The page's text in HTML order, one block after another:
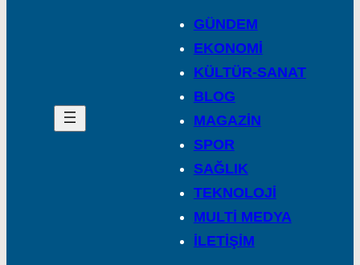
GÜNDEM
EKONOMİ
KÜLTÜR-SANAT
BLOG
MAGAZİN
SPOR
SAĞLIK
TEKNOLOJİ
MULTİ MEDYA
İLETİŞİM